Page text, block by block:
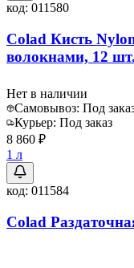
код: 011580
Colad Кисть
волокнами, 12 шт.
Нет в наличии
Самовывоз: Под
Курьер: Под заказ
8 860 ₽
1 л
код: 011584
Colad